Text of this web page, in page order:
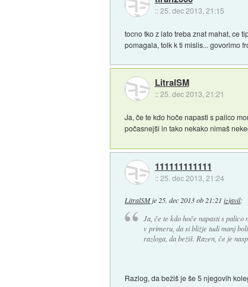
::25. dec 2013, 21:15
tocno tko z lato treba znat mahat, ce
pomagala, tolk k ti mislis... govorimo
LitralSM
::25. dec 2013, 21:21
Ja, če te kdo hoče napasti s palico
počasnejši in tako nekako nimaš
111111111111
::25. dec 2013, 21:24
LitralSMje25. dec 2013 ob 21:21 izjavil:
Ja, če te kdo hoče napasti s palico
v primeru, da si bližje tudi manj
razloga, da bežiš. Razen, če je
Razlog, da bežiš je še 5 njegovih